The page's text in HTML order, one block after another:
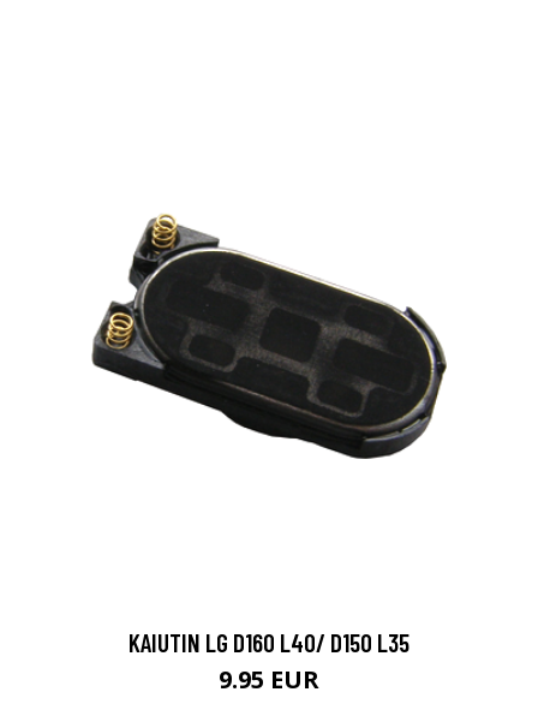
KAIUTIN LG D160 L40/ D150 L35
9.95 EUR